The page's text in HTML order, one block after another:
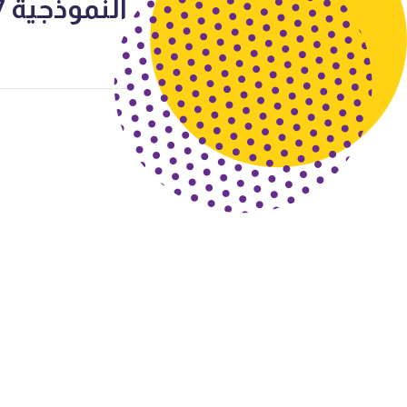
النموذجية 2017-2018